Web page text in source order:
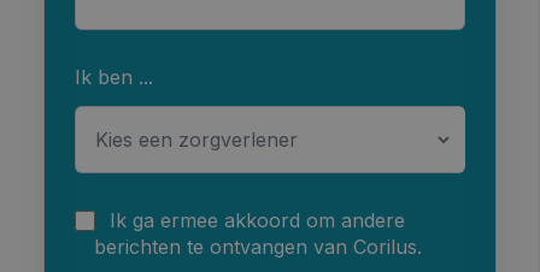
Ik ben ...
Ik ga ermee akkoord om andere
berichten te ontvangen van Corilus.